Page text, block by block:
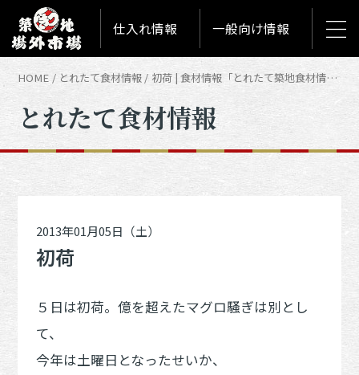
仕入れ情報 一般向け情報
HOME とれたて食材情報 初荷 | 食材情報「とれたて築地食材情報」
とれたて食材情報
2013年01月05日（土）
初荷
５日は初荷。億を超えたマグロ騒ぎは別とし
て、
今年は土曜日となったせいか、